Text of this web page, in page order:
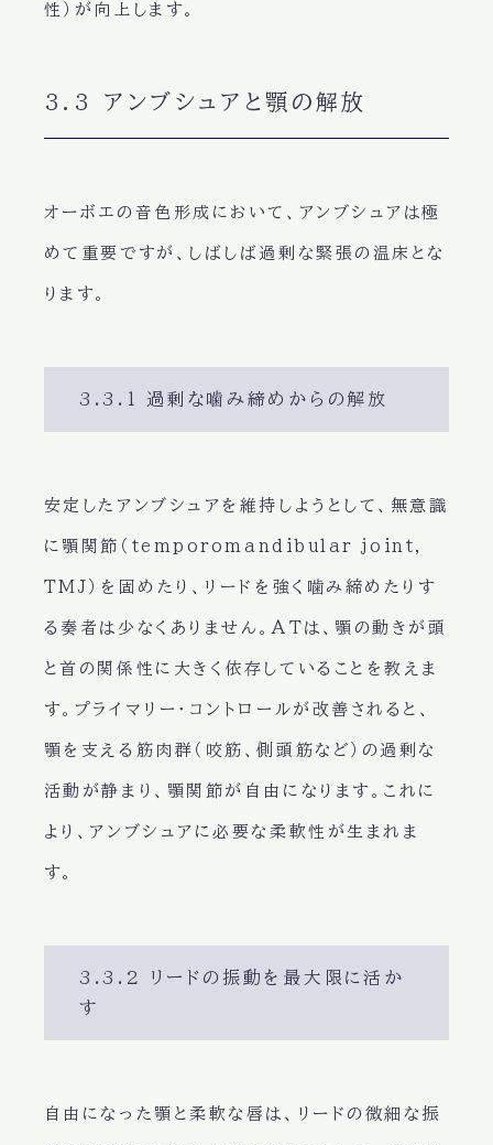
性）が向上します。
3.3 アンブシュアと顎の解放
オーボエの音色形成において、アンブシュアは極
めて重要ですが、しばしば過剰な緊張の温床とな
ります。
3.3.1 過剰な噛み締めからの解放
安定したアンブシュアを維持しようとして、無意識
に顎関節（temporomandibular joint,
TMJ）を固めたり、リードを強く噛み締めたりす
る奏者は少なくありません。ATは、顎の動きが頭
と首の関係性に大きく依存していることを教えま
す。プライマリー・コントロールが改善されると、
顎を支える筋肉群（咬筋、側頭筋など）の過剰な
活動が静まり、顎関節が自由になります。これに
より、アンブシュアに必要な柔軟性が生まれま
す。
3.3.2 リードの振動を最大限に活か
す
自由になった顎と柔軟な唇は、リードの微細な振